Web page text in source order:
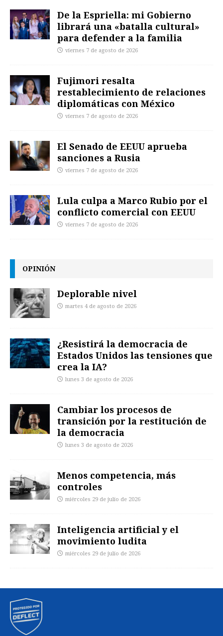
De la Espriella: mi Gobierno
librará una «batalla cultural»
para defender a la familia
viernes 7 de agosto de 2026
Fujimori resalta
restablecimiento de relaciones
diplomáticas con México
viernes 7 de agosto de 2026
El Senado de EEUU aprueba
sanciones a Rusia
viernes 7 de agosto de 2026
Lula culpa a Marco Rubio por el
conflicto comercial con EEUU
viernes 7 de agosto de 2026
OPINIÓN
Deplorable nivel
martes 4 de agosto de 2026
¿Resistirá la democracia de
Estados Unidos las tensiones que
crea la IA?
lunes 3 de agosto de 2026
Cambiar los procesos de
transición por la restitución de
la democracia
lunes 3 de agosto de 2026
Menos competencia, más
controles
miércoles 29 de julio de 2026
Inteligencia artificial y el
movimiento ludita
miércoles 29 de julio de 2026